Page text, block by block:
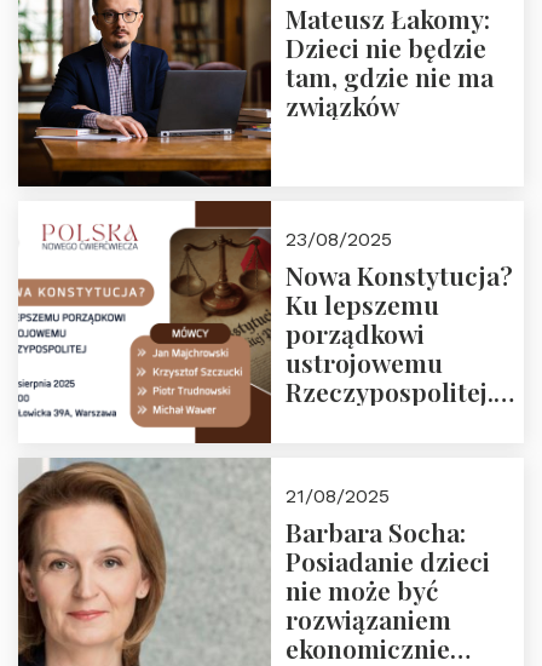
Mateusz Łakomy:
Dzieci nie będzie
tam, gdzie nie ma
związków
23/08/2025
Nowa Konstytucja?
Ku lepszemu
porządkowi
ustrojowemu
Rzeczypospolitej.
Nowego
Ćwierćwiecza”
21/08/2025
Barbara Socha:
Posiadanie dzieci
nie może być
rozwiązaniem
ekonomicznie